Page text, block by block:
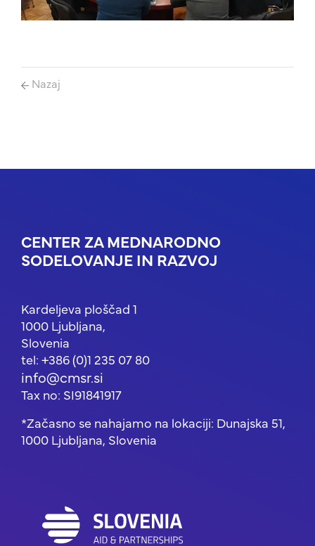
Nazaj
CENTER ZA MEDNARODNO
SODELOVANJE IN RAZVOJ
Kardeljeva ploščad 1
1000 Ljubljana,
Slovenia
tel: +386 (0)1 235 07 80
info@cmsr.si
Tax no: SI91841917
*Začasno se nahajamo na lokaciji: Dunajska 51,
1000 Ljubljana, Slovenia